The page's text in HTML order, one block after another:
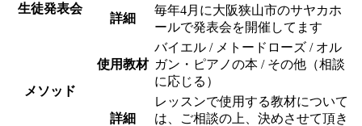
生徒発表会
詳細
毎年4月に大阪狭山市のサヤカホ
ールで発表会を開催してます
メソッド
使用教材
バイエル / メトードローズ / オル
ガン・ピアノの本 / その他（相談
に応じる）
詳細
レッスンで使用する教材について
は、ご相談の上、決めさせて頂き